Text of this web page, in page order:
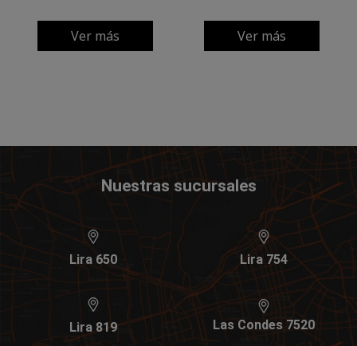
Ver más Ver más
Nuestras sucursales
Lira 650 Lira 754
Lira 819 Las Condes 7520